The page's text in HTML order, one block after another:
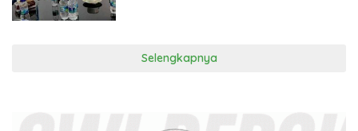
Selengkapnya